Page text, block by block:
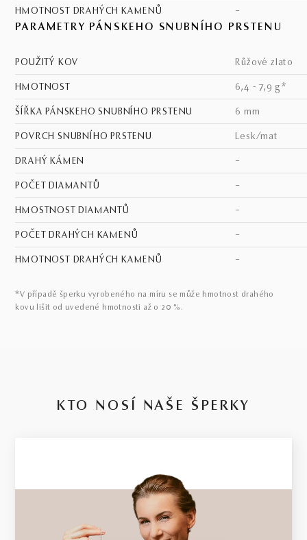
HMOTNOST DRAHÝCH KAMENŮ –
PARAMETRY PÁNSKEHO SNUBNÍHO PRSTENU
POUŽITÝ KOV růžové zlato
HMOTNOST 6,4 - 7,9 g*
ŠÍŘKA PÁNSKEHO SNUBNÍHO PRSTENU 6 mm
POVRCH SNUBNÍHO PRSTENU lesk/mat
DRAHÝ KÁMEN –
POČET DIAMANTŮ –
HMOSTNOST DIAMANTŮ –
POČET DRAHÝCH KAMENŮ –
HMOTNOST DRAHÝCH KAMENŮ –
*V případě šperku vyrobeného na míru se může hmotnost drahého
kovu lišit od uvedené hmotnosti až o 20 %.
KTO NOSÍ NAŠE ŠPERKY